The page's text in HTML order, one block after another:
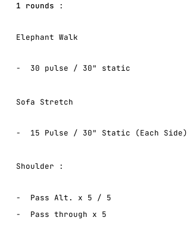
1 rounds :
Elephant Walk
30 pulse / 30" static
Sofa Stretch
15 Pulse / 30" Static (Each Side)
Shoulder :
Pass Alt. x 5 / 5
Pass through x 5